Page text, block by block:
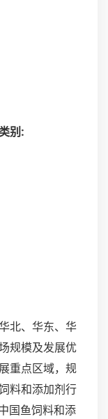
别:
北、华东、华
规模及发展优
重点区域，规
料和添加剂行
国鱼饲料和添